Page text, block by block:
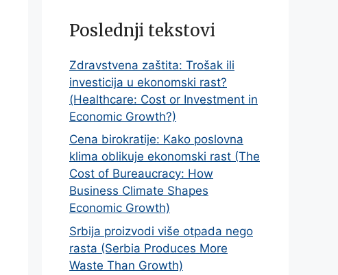
Poslednji tekstovi
Zdravstvena zaštita: Trošak ili
investicija u ekonomski rast?
(Healthcare: Cost or Investment in
Economic Growth?)
Cena birokratije: Kako poslovna
klima oblikuje ekonomski rast (The
Cost of Bureaucracy: How
Business Climate Shapes
Economic Growth)
Srbija proizvodi više otpada nego
rasta (Serbia Produces More
Waste Than Growth)